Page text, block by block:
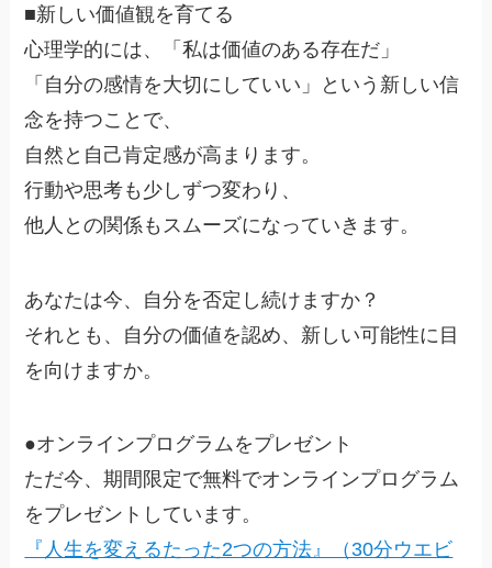
■新しい価値観を育てる
心理学的には、「私は価値のある存在だ」
「自分の感情を大切にしていい」という新しい信
念を持つことで、
自然と自己肯定感が高まります。
行動や思考も少しずつ変わり、
他人との関係もスムーズになっていきます。
あなたは今、自分を否定し続けますか？
それとも、自分の価値を認め、新しい可能性に目
を向けますか。
●オンラインプログラムをプレゼント
ただ今、期間限定で無料でオンラインプログラム
をプレゼントしています。
『人生を変えるたった2つの方法』（30分ウエビ